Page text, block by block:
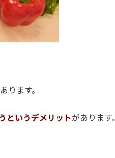
ります。
というデメリットがあります。